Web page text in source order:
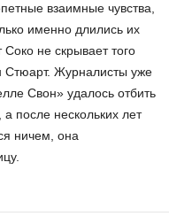
взаимные чувства,
именно длились их
не скрывает того
Стюарт. Журналисты уже
Свон» удалось отбить
после нескольких лет
ничем, она